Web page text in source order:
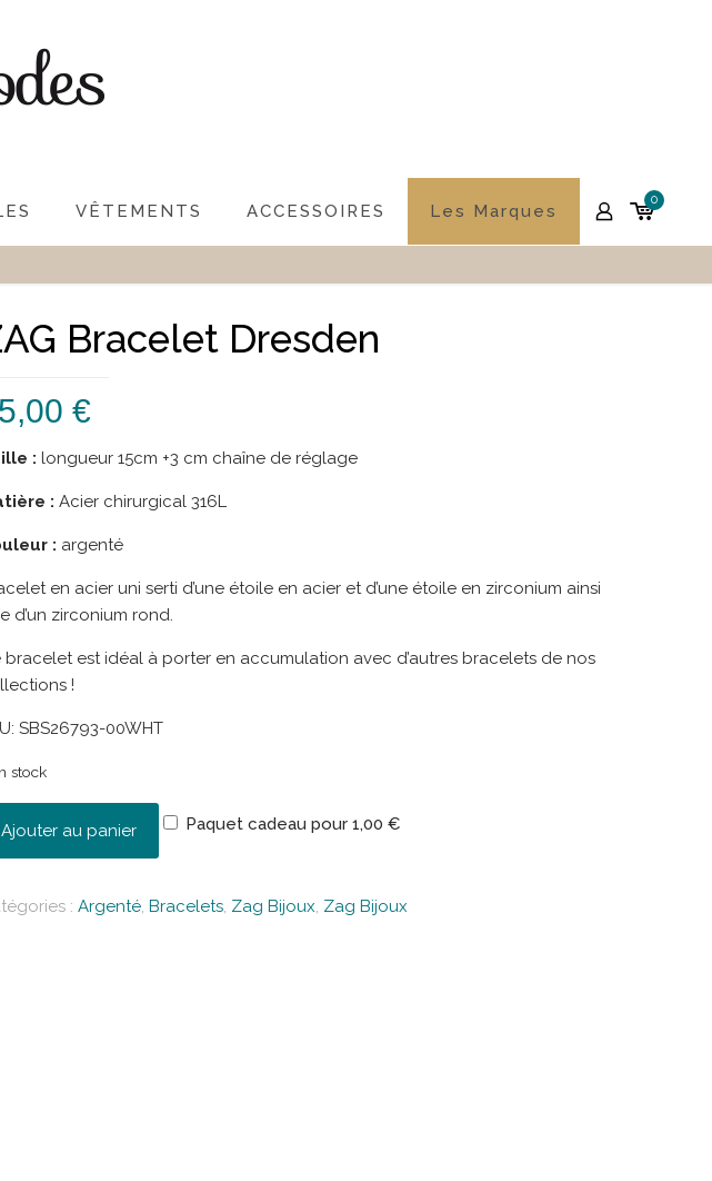
VÊTEMENTS ACCESSOIRES Les Marques
0
Bracelet Dresden
€
: longueur 15cm +3 cm chaîne de réglage
: Acier chirurgical 316L
: argenté
en acier uni serti d’une étoile en acier et d’une étoile en zirconium ainsi
d’un zirconium rond.
bracelet est idéal à porter en accumulation avec d’autres bracelets de nos
!
SBS26793-00WHT
stock
Ajouter au panier Paquet cadeau pour 1,00 €
: Argenté Bracelets Zag Bijoux Zag Bijoux